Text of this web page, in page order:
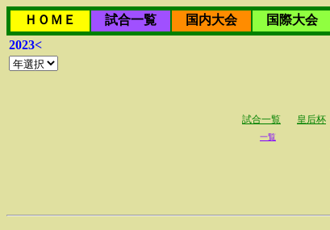
ＨＯＭＥ 試合一覧 国内大会 国際大会
2023<
試合一覧 皇后杯
一覧